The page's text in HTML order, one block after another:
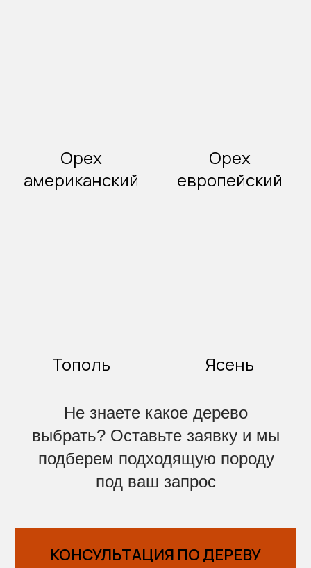
Орех
американский
Орех
европейский
Тополь Ясень
Не знаете какое дерево
выбрать? Оставьте заявку и мы
подберем подходящую породу
под ваш запрос
КОНСУЛЬТАЦИЯ ПО ДЕРЕВУ